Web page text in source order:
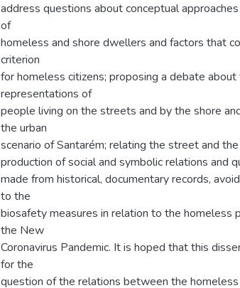
address questions about conceptual
of
homeless and shore dwellers and factors that
criterion
for homeless citizens; proposing a debate
representations of
people living on the streets and by the shore
the urban
scenario of Santarém; relating the street and
production of social and symbolic relations and
made from historical, documentary records,
to the
biosafety measures in relation to the homeless
the New
Coronavirus Pandemic. It is hoped that this
for the
question of the relations between the